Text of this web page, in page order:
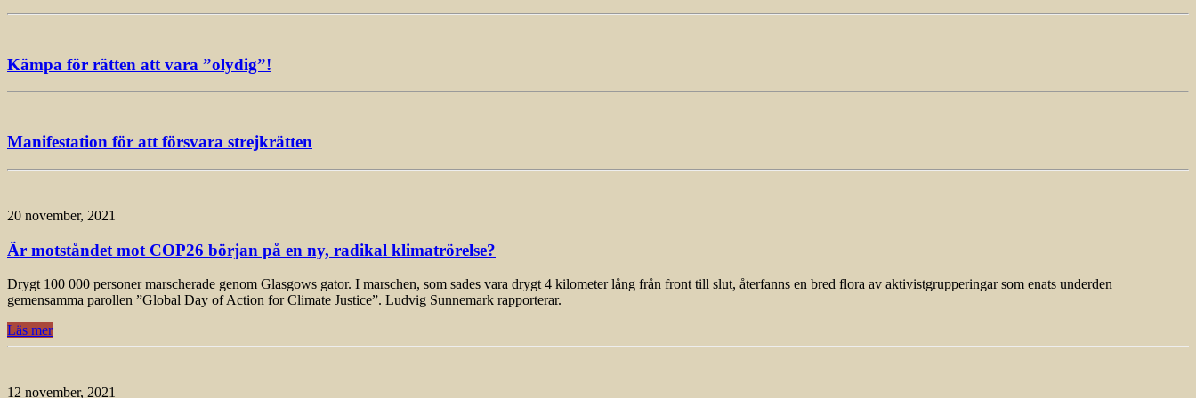
Kämpa för rätten att vara ”olydig”!
Manifestation för att försvara strejkrätten
20 november, 2021
Är motståndet mot COP26 början på en ny, radikal klimatrörelse?
Drygt 100 000 personer marscherade genom Glasgows gator. I marschen, som sades vara drygt 4 kilometer lång från front till slut, återfanns en bred flora av aktivistgrupperingar som enats underden
gemensamma parollen ”Global Day of Action for Climate Justice”. Ludvig Sunnemark rapporterar.
Läs mer
12 november, 2021